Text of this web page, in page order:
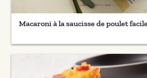
Macaroni à la saucisse de poulet